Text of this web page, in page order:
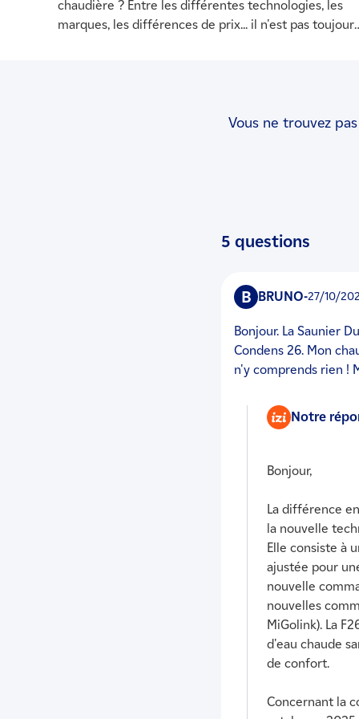
chaudière ? Entre les différentes technologies, les
marques, les différences de prix... il n'est pas toujours
Vous ne trouvez
5 questions
B BRUNO-27/10/
Bonjour. La Saunier Duval ThemaPlus Condens F25 n'est plus commercialisée. Au profit de la ThemaPlus
Condens 26. Mon
n'y comprends rien !
Notre
​Bonjour,
La différence
la nouvelle
Elle consiste à
ajustée pour
nouvelle
nouvelles
MiGolink). La
d'eau chaude
de confort.
Concernant la